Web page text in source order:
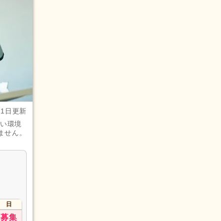
日更新
環境
ん。
日
募集